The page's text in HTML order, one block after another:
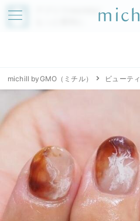
アプリでmichillが
michill byGMO（ミチル） ビューティ